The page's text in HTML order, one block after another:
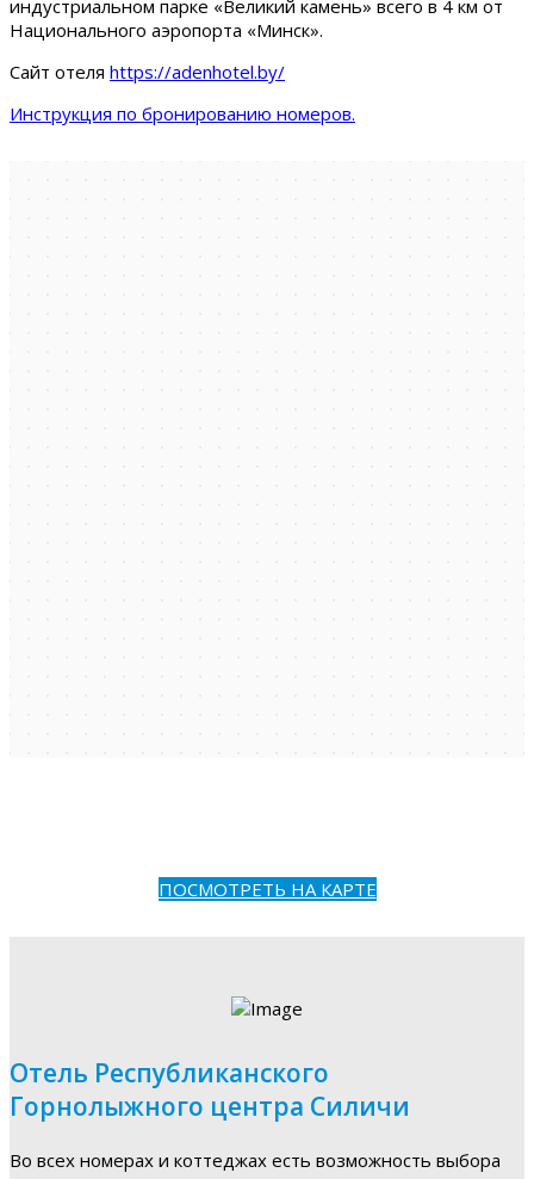
индустриальном парке «Великий камень» всего в 4 км от
Национального аэропорта «Минск».
Сайт отеля https://adenhotel.by/
Инструкция по бронированию номеров.
ПОСМОТРЕТЬ НА КАРТЕ
Отель Республиканского
Горнолыжного центра Силичи
Во всех номерах и коттеджах есть возможность выбора